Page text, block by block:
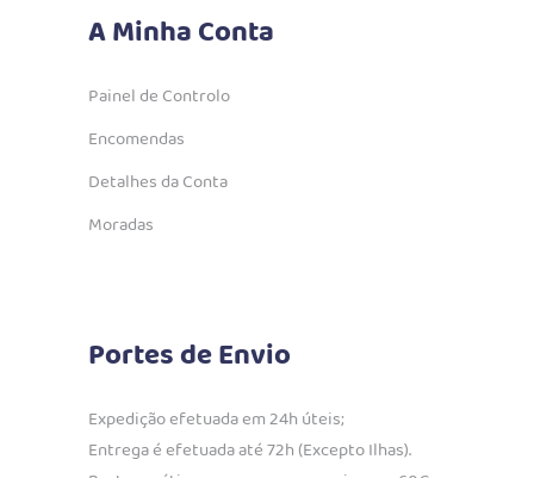
A Minha Conta
Painel de Controlo
Encomendas
Detalhes da Conta
Moradas
Portes de Envio
Expedição efetuada em 24h úteis;
Entrega é efetuada até 72h (Excepto Ilhas).